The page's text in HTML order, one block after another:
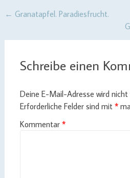
Post
← Granatapfel. Paradiesfrucht.
Schreibe einen
Deine E-Mail-Adresse wird
Erforderliche Felder sind mit *
Kommentar *